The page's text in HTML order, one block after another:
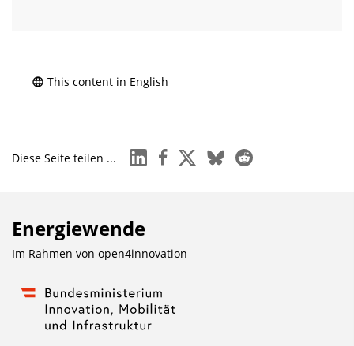
This content in English
Diese Seite teilen ... linkedinfacebook
x blueskyreddit
Energiewende
Im Rahmen von open4innovation